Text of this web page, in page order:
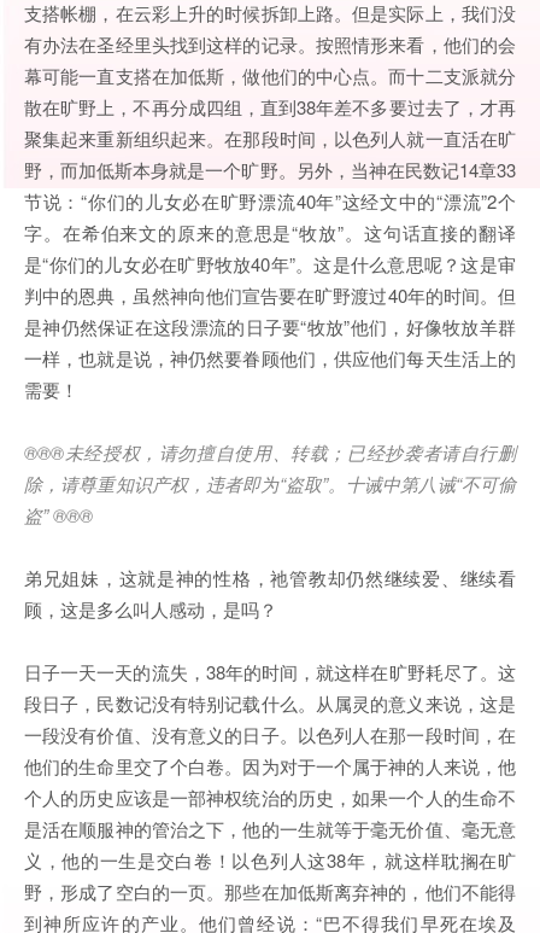
支搭帐棚，在云彩上升的时候拆卸上路。但是实际上，我们没
有办法在圣经里头找到这样的记录。按照情形来看，他们的会
幕可能一直支搭在加低斯，做他们的中心点。而十二支派就分
散在旷野上，不再分成四组，直到38年差不多要过去了，才再
聚集起来重新组织起来。在那段时间，以色列人就一直活在旷
野，而加低斯本身就是一个旷野。另外，当神在民数记14章33
节说：“你们的儿女必在旷野漂流40年”这经文中的“漂流”2个
字。在希伯来文的原来的意思是“牧放”。这句话直接的翻译
是“你们的儿女必在旷野牧放40年”。这是什么意思呢？这是审
判中的恩典，虽然神向他们宣告要在旷野渡过40年的时间。但
是神仍然保证在这段漂流的日子要“牧放”他们，好像牧放羊群
一样，也就是说，神仍然要眷顾他们，供应他们每天生活上的
需要！
®®®未经授权，请勿擅自使用、转载；已经抄袭者请自行删
除，请尊重知识产权，违者即为“盗取”。十诫中第八诫“不可偷
盗” ®®®
弟兄姐妹，这就是神的性格，祂管教却仍然继续爱、继续看
顾，这是多么叫人感动，是吗？
日子一天一天的流失，38年的时间，就这样在旷野耗尽了。这
段日子，民数记没有特别记载什么。从属灵的意义来说，这是
一段没有价值、没有意义的日子。以色列人在那一段时间，在
他们的生命里交了个白卷。因为对于一个属于神的人来说，他
个人的历史应该是一部神权统治的历史，如果一个人的生命不
是活在顺服神的管治之下，他的一生就等于毫无价值、毫无意
义，他的一生是交白卷！以色列人这38年，就这样耽搁在旷
野，形成了空白的一页。那些在加低斯离弃神的，他们不能得
到神所应许的产业。他们曾经说：“巴不得我们早死在埃及